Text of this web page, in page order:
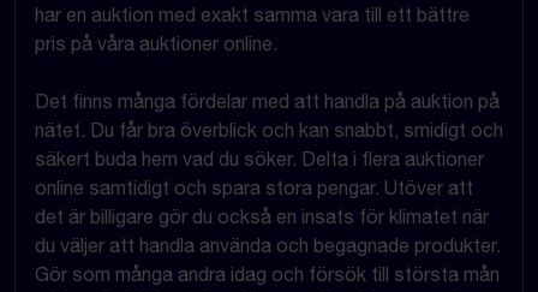
har en auktion med exakt samma vara till ett bättre
pris på våra auktioner online.
Det finns många fördelar med att handla på auktion på
nätet. Du får bra överblick och kan snabbt, smidigt och
säkert buda hem vad du söker. Delta i flera auktioner
online samtidigt och spara stora pengar. Utöver att
det är billigare gör du också en insats för klimatet när
du väljer att handla använda och begagnade produkter.
Gör som många andra idag och försök till största mån